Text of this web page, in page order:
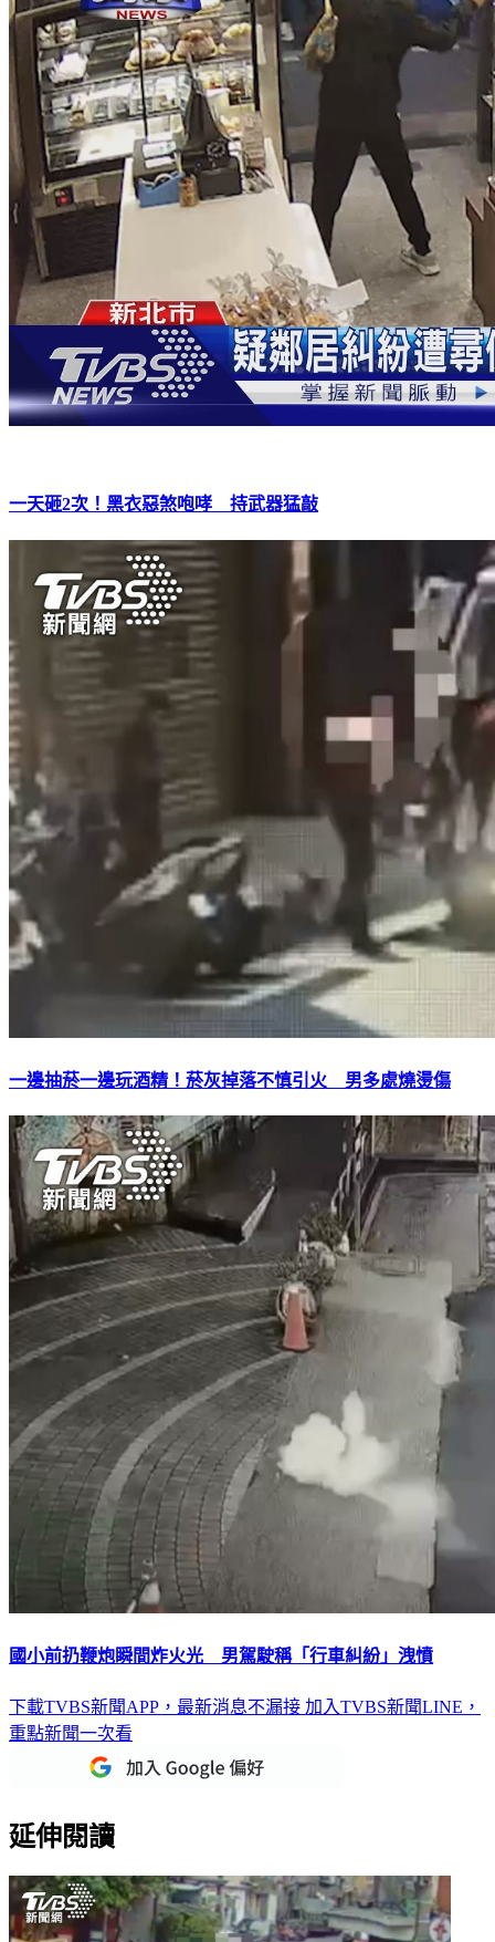
一天砸2次！黑衣惡煞咆哮 持武器猛敲
一邊抽菸一邊玩酒精！菸灰掉落不慎引火 男多處燒燙傷
國小前扔鞭炮瞬間炸火光 男駕駛稱「行車糾紛」洩憤
下載TVBS新聞APP，最新消息不漏接 加入TVBS新聞LINE，
重點新聞一次看
延伸閱讀